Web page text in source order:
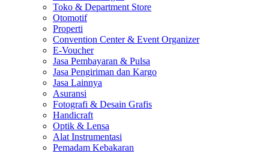
Toko & Department Store
Otomotif
Properti
Convention Center & Event Organizer
E-Voucher
Jasa Pembayaran & Pulsa
Jasa Pengiriman dan Kargo
Jasa Lainnya
Asuransi
Fotografi & Desain Grafis
Handicraft
Optik & Lensa
Alat Instrumentasi
Pemadam Kebakaran